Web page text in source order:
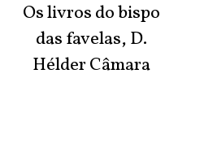
Os livros do bispo
das favelas, D.
Hélder Câmara